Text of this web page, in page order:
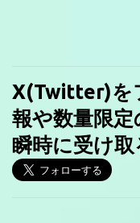
X(Twitter)を
報や数量限
瞬時に受け